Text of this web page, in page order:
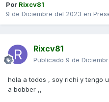
Por Rixcv81
9 de Diciembre del 2023 en
Rixcv81
Publicado 9 de
hola a todos , soy richi y tengo
a bobber ,,